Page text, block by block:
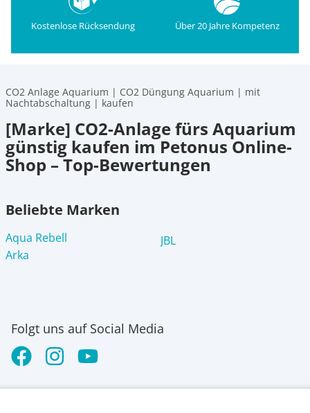
Kostenlose Rücksendung Über 20 Jahre Kompetenz
CO2 Anlage Aquarium | CO2 Düngung Aquarium | mit
Nachtabschaltung | kaufen
[Marke] CO2-Anlage fürs Aquarium
günstig kaufen im Petonus Online-
Shop – Top-Bewertungen
Beliebte Marken
Aqua Rebell
Arka
JBL
Folgt uns auf Social Media